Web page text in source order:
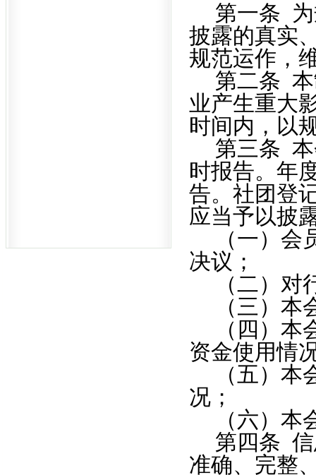
第一条
披露的真实
规范运作，
第二条
业产生重大
时间内，以
第三条
时报告。年
告。社团登
应当予以披
（一）
决议；
（二）
（三）
（四）
资金使用情
（五）
况；
（六）
第四条
准确、完整